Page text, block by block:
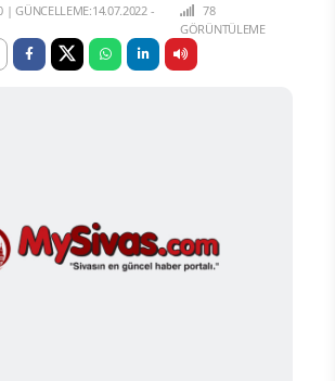
|GÜNCELLEME:14.07.2022 -
78
GÖRÜNTÜLEME